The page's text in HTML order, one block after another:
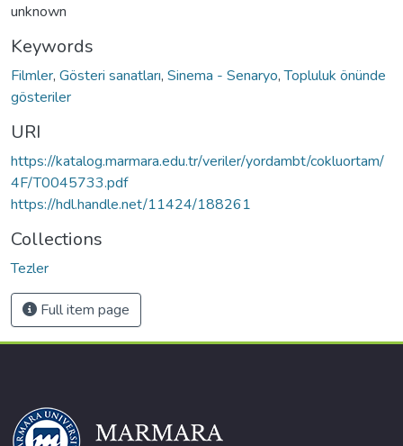
unknown
Keywords
Filmler, Gösteri sanatları, Sinema - Senaryo,Topluluk önünde
gösteriler
URI
https://katalog.marmara.edu.tr/veriler/yordambt/cokluortam/
4F/T0045733.pdf
https://hdl.handle.net/11424/188261
Collections
Tezler
Full item page